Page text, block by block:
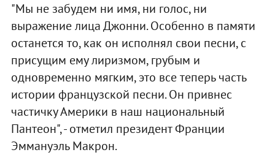
"Мы не забудем ни имя, ни голос, ни
выражение лица Джонни. Особенно в памяти
останется то, как он исполнял свои песни, с
присущим ему лиризмом, грубым и
одновременно мягким, это все теперь часть
истории французской песни. Он привнес
частичку Америки в наш национальный
Пантеон", - отметил президент Франции
Эммануэль Макрон.